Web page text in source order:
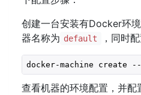
创建一台安装有Docker环
器名称为 default ，同时
docker-machine
查看机器的环境配置，并